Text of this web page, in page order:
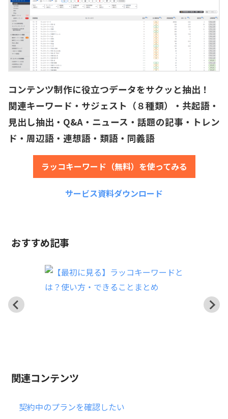
コンテンツ制作に役立つデータをサクッと抽出！
関連キーワード・サジェスト（８種類）・共起語・
見出し抽出・Q&A・ニュース・話題の記事・トレン
ド・周辺語・連想語・類語・同義語
ラッコキーワード（無料）を使ってみる
サービス資料ダウンロード
おすすめ記事
関連コンテンツ
契約中のプランを確認したい